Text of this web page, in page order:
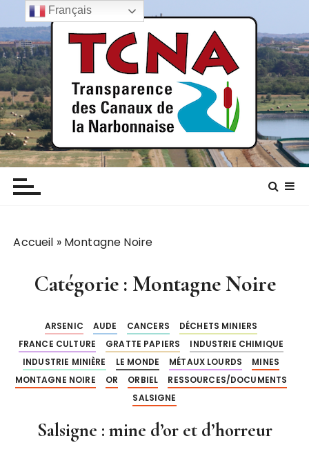
a
s
s
e
r
a
u
c
o TCNA NARBONNE
Transparence des canaux de la narbonnaise
Accueil » Montagne Noire
Catégorie : Montagne Noire
ARSENIC AUDE CANCERS
DÉCHETS MINIERS
FRANCE CULTURE
GRATTE PAPIERS
INDUSTRIE CHIMIQUE
INDUSTRIE MINIÈRE
LE MONDE MÉTAUX LOURDS
MINES
MONTAGNE NOIRE
OR ORBIEL
RESSOURCES/DOCUMENTS
SALSIGNE
Salsigne : mine d’or et d’horreur
Français